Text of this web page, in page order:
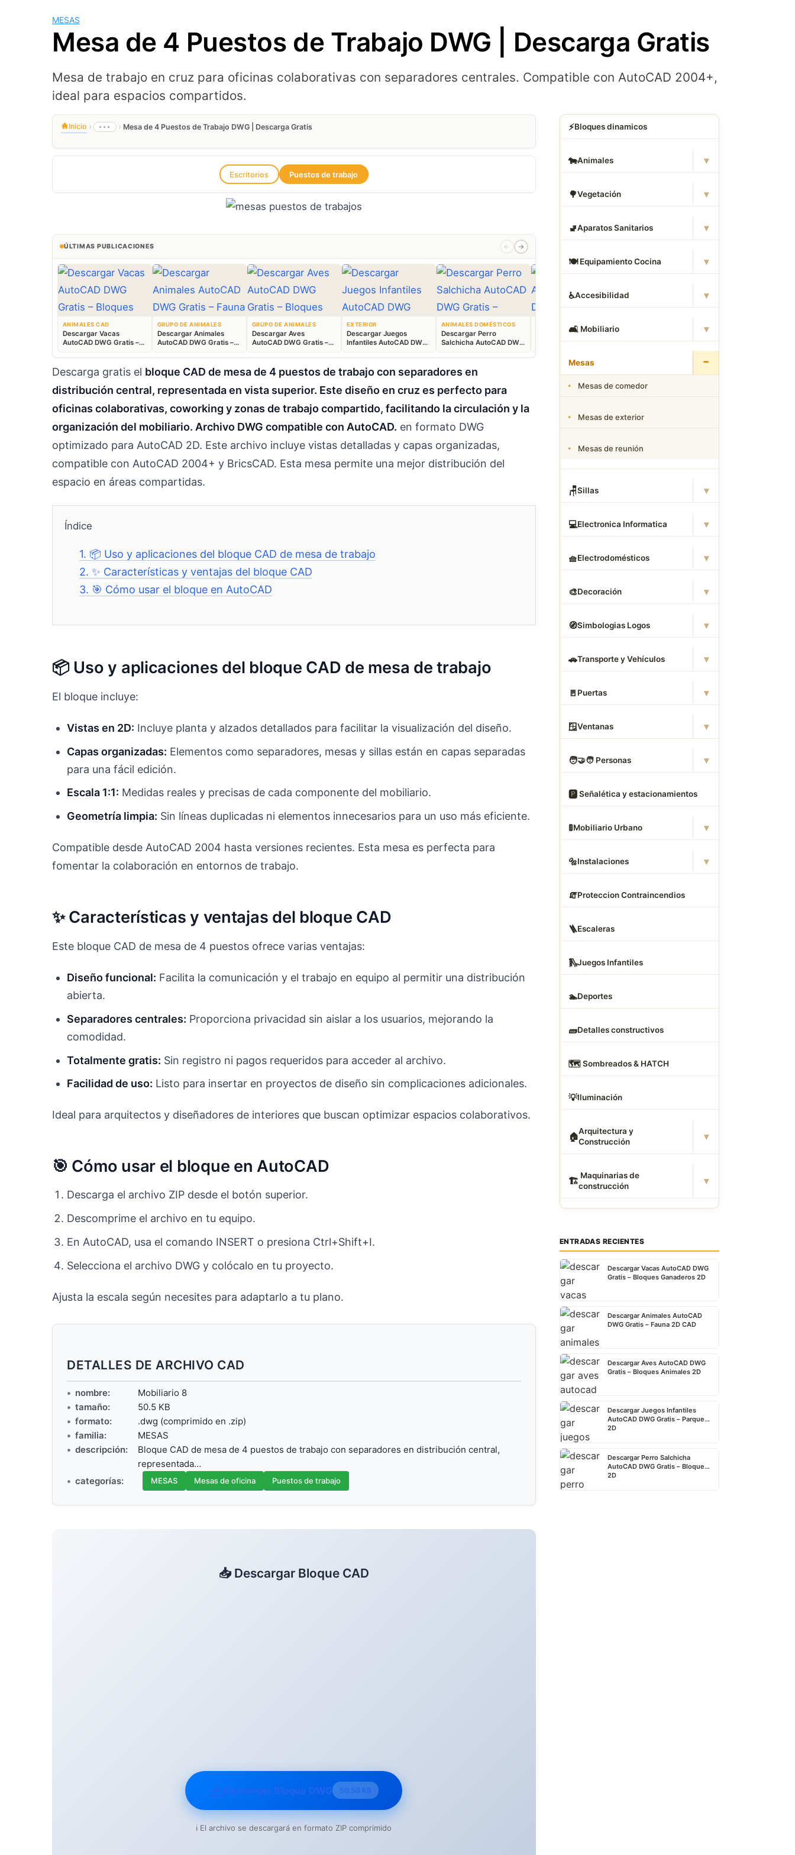
MESAS
Mesa de 4 Puestos de Trabajo DWG | Descarga Gratis
Mesa de trabajo en cruz para oficinas colaborativas con separadores centrales. Compatible con AutoCAD 2004+,
ideal para espacios compartidos.
Inicio › ••• › Mesa de 4 Puestos de Trabajo DWG | Descarga Gratis
Escritorios Puestos de trabajo
ÚLTIMAS PUBLICACIONES ← →
ANIMALES CAD
Descargar Vacas
AutoCAD DWG Gratis –
Bloques Ganaderos 2D
GRUPO DE ANIMALES
Descargar Animales
AutoCAD DWG Gratis –
Fauna 2D CAD
GRUPO DE ANIMALES
Descargar Aves
AutoCAD DWG Gratis –
Bloques Animales 2D
EXTERIOR
Descargar Juegos
Infantiles AutoCAD DWG
Gratis – Parque 2D
ANIMALES DOMÉSTICOS
Descargar Perro
Salchicha AutoCAD DWG
Gratis – Bloque 2D
Descargar Abrigos
AutoCAD DWG Gratis –
AutoCAD DWG Gratis –
Descarga gratis el bloque CAD de mesa de 4 puestos de trabajo con separadores en
distribución central, representada en vista superior. Este diseño en cruz es perfecto para
oficinas colaborativas, coworking y zonas de trabajo compartido, facilitando la circulación y la
organización del mobiliario. Archivo DWG compatible con AutoCAD. en formato DWG
optimizado para AutoCAD 2D. Este archivo incluye vistas detalladas y capas organizadas,
compatible con AutoCAD 2004+ y BricsCAD. Esta mesa permite una mejor distribución del
espacio en áreas compartidas.
Índice
1. 📦 Uso y aplicaciones del bloque CAD de mesa de trabajo
2.✨ Características y ventajas del bloque CAD
3. 🎯 Cómo usar el bloque en AutoCAD
📦 Uso y aplicaciones del bloque CAD de mesa de trabajo
El bloque incluye:
Vistas en 2D: Incluye planta y alzados detallados para facilitar la visualización del diseño.
Capas organizadas: Elementos como separadores, mesas y sillas están en capas separadas
para una fácil edición.
Escala 1:1: Medidas reales y precisas de cada componente del mobiliario.
Geometría limpia: Sin líneas duplicadas ni elementos innecesarios para un uso más eficiente.
Compatible desde AutoCAD 2004 hasta versiones recientes. Esta mesa es perfecta para
fomentar la colaboración en entornos de trabajo.
✨ Características y ventajas del bloque CAD
Este bloque CAD de mesa de 4 puestos ofrece varias ventajas:
Diseño funcional: Facilita la comunicación y el trabajo en equipo al permitir una distribución
abierta.
Separadores centrales: Proporciona privacidad sin aislar a los usuarios, mejorando la
comodidad.
Totalmente gratis: Sin registro ni pagos requeridos para acceder al archivo.
Facilidad de uso: Listo para insertar en proyectos de diseño sin complicaciones adicionales.
Ideal para arquitectos y diseñadores de interiores que buscan optimizar espacios colaborativos.
🎯 Cómo usar el bloque en AutoCAD
Descarga el archivo ZIP desde el botón superior.
Descomprime el archivo en tu equipo.
En AutoCAD, usa el comando INSERT o presiona Ctrl+Shift+I.
Selecciona el archivo DWG y colócalo en tu proyecto.
Ajusta la escala según necesites para adaptarlo a tu plano.
DETALLES DE ARCHIVO CAD
nombre:
Mobiliario 8
tamaño:
50.5 KB
formato:
.dwg (comprimido en .zip)
familia:
MESAS
descripción:
Bloque CAD de mesa de 4 puestos de trabajo con separadores en distribución central,
representada…
categorías:
MESAS Mesas de oficina Puestos de trabajo
📥 Descargar Bloque CAD
Descargar Bloque DWG 50.50 KB
ℹ️ El archivo se descargará en formato ZIP comprimido
⚡Bloques dinamicos
🐄Animales ▾
🌳Vegetación ▾
🚽Aparatos Sanitarios ▾
🍽️ Equipamiento Cocina ▾
♿Accesibilidad ▾
🛋 ️ Mobiliario ▾
Mesas −
Mesas de comedor
Mesas de exterior
Mesas de reunión
🪑Sillas ▾
💻Electronica Informatica ▾
🧺Electrodomésticos ▾
🎨Decoración ▾
🧭Simbologias Logos ▾
🚗Transporte y Vehículos ▾
🚪 Puertas ▾
🪟Ventanas ▾
🧑‍🤝‍🧑 Personas ▾
🅿️ Señalética y estacionamientos
🚦Mobiliario Urbano ▾
🔩Instalaciones ▾
🧯Proteccion Contraincendios
🪜Escaleras
🛝Juegos Infantiles
🏊Deportes
🧱Detalles constructivos
🗺️ Sombreados & HATCH
💡Iluminación
🏠Arquitectura y
Construcción
▾
🏗 ️ Maquinarias de
construcción
▾
ENTRADAS RECIENTES
Descargar Vacas AutoCAD DWG
Gratis – Bloques Ganaderos 2D
Descargar Animales AutoCAD
DWG Gratis – Fauna 2D CAD
Descargar Aves AutoCAD DWG
Gratis – Bloques Animales 2D
Descargar Juegos Infantiles
AutoCAD DWG Gratis – Parque
2D
Descargar Perro Salchicha
AutoCAD DWG Gratis – Bloque
2D